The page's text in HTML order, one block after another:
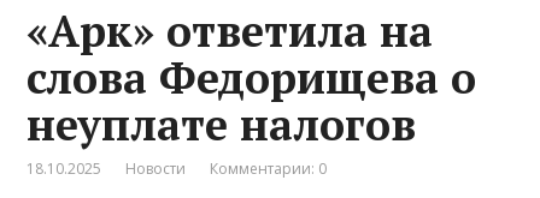
«Арк» ответила на
слова Федорищева о
неуплате налогов
18.10.2025 Новости Комментарии: 0